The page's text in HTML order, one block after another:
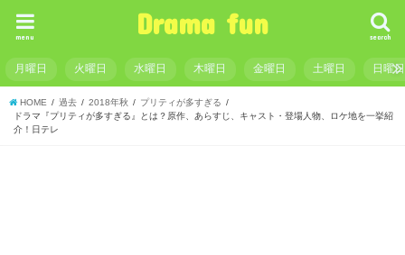
Drama fun search
menu
月曜日 火曜日 水曜日 木曜日 金曜日 土曜日 日曜日
HOME 過去 2018年秋
プリティが多すぎる
ドラマ『プリティが多すぎる』とは？原作、あらすじ、キャスト・登場人物、ロケ地を一挙紹
介！日テレ